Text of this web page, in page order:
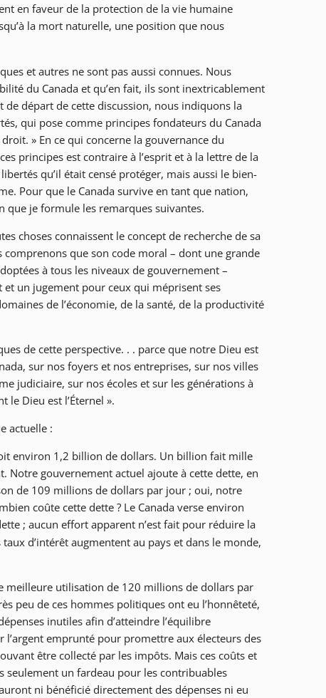
en faveur de la protection de la vie humaine
la mort naturelle, une position que nous
et autres ne sont pas aussi connues. Nous
du Canada et qu’en fait, ils sont inextricablement
départ de cette discussion, nous indiquons la
qui pose comme principes fondateurs du Canada
» En ce qui concerne la gouvernance du
principes est contraire à l’esprit et à la lettre de la
qu’il était censé protéger, mais aussi le bien-
Pour que le Canada survive en tant que nation,
que je formule les remarques suivantes.
choses connaissent le concept de recherche de sa
que son code moral – dont une grande
à tous les niveaux de gouvernement –
un jugement pour ceux qui méprisent ses
de l’économie, de la santé, de la productivité
de cette perspective. . . parce que notre Dieu est
sur nos foyers et nos entreprises, sur nos villes
judiciaire, sur nos écoles et sur les générations à
le Dieu est l’Éternel ».
actuelle :
environ 1,2 billion de dollars. Un billion fait mille
Notre gouvernement actuel ajoute à cette dette, en
de 109 millions de dollars par jour ; oui, notre
coûte cette dette ? Le Canada verse environ
; aucun effort apparent n’est fait pour réduire la
d’intérêt augmentent au pays et dans le monde,
meilleure utilisation de 120 millions de dollars par
peu de ces hommes politiques ont eu l’honnêteté,
inutiles afin d’atteindre l’équilibre
l’argent emprunté pour promettre aux électeurs des
être collecté par les impôts. Mais ces coûts et
seulement un fardeau pour les contribuables
ni bénéficié directement des dépenses ni eu